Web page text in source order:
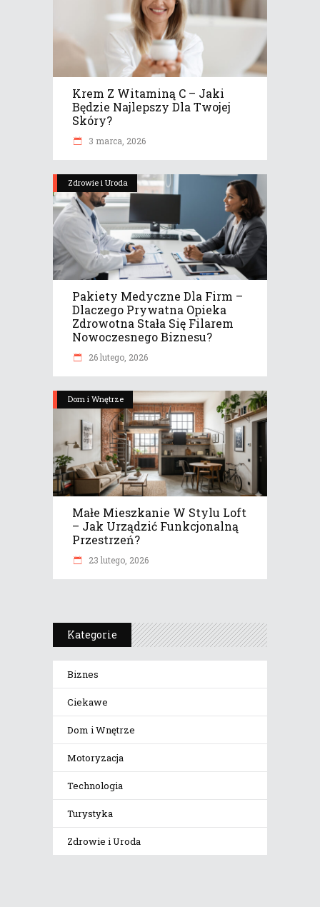
Krem Z Witaminą C – Jaki
Będzie Najlepszy Dla Twojej
Skóry?
3 marca, 2026
Zdrowie i Uroda
Pakiety Medyczne Dla Firm –
Dlaczego Prywatna Opieka
Zdrowotna Stała Się Filarem
Nowoczesnego Biznesu?
26 lutego, 2026
Dom i Wnętrze
Małe Mieszkanie W Stylu Loft
– Jak Urządzić Funkcjonalną
Przestrzeń?
23 lutego, 2026
Kategorie
Biznes
Ciekawe
Dom i Wnętrze
Motoryzacja
Technologia
Turystyka
Zdrowie i Uroda